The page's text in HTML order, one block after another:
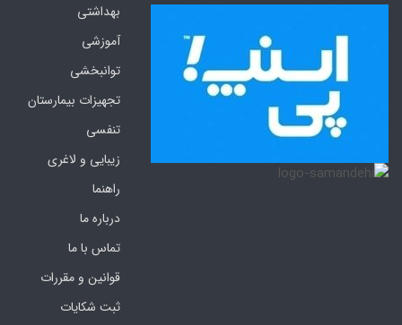
بهداشتی
آموزشی
توانبخشی
تجهیزات بیمارستان
تنفسی
زیبایی و لاغری
راهنما
درباره ما
تماس با ما
قوانین و مقررات
ثبت شکایات